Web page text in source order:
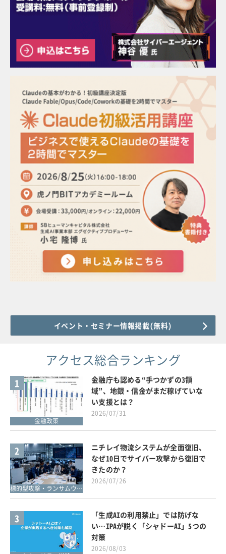
イベント・セミナー情報掲載(無料)
アクセス総合ランキング
1
金融政策
金融庁も認める“手つかずの3領
域”、地銀・信金がまだ稼げていな
い支援とは？
2026/07/31
2
標的型攻撃・ランサムウェア対策
ニチレイ物流システムが全面復旧、
なぜ10日でサイバー攻撃から復旧で
きたのか？
2026/07/26
3
「生成AIの利用禁止」では防げな
い…IPAが説く「シャドーAI」5つの
対策
2026/08/03